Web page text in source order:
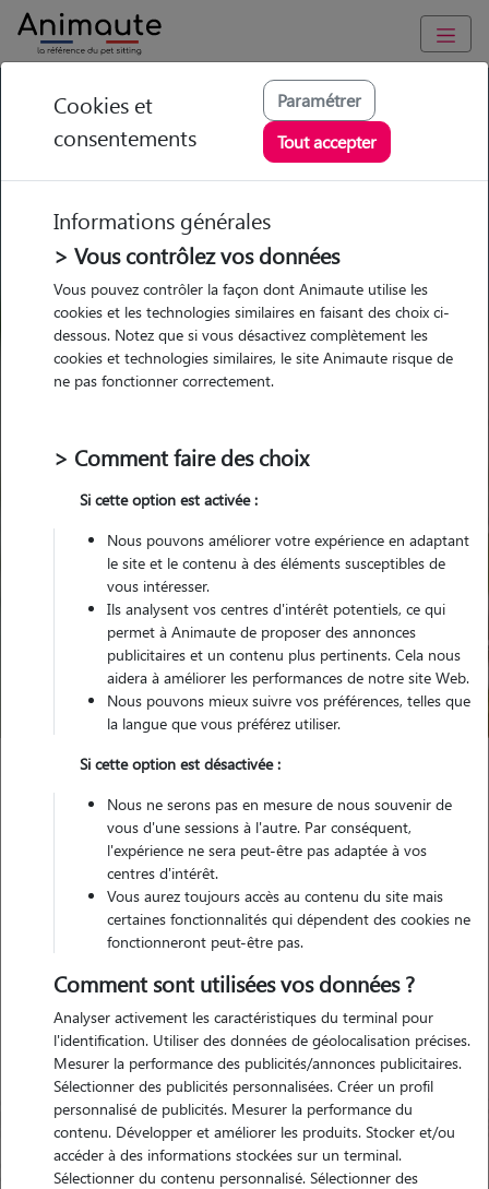
GARDE ANIMAUX à Vic-sur-Seille : Garde chien et chat en
famille ou à domicile, visites et promenades
Trouvez une garde animaux à
Vic-sur-Seille
Parmi nos pet-sitters à Vic-sur-
Seille
Pour quel animal ?
Trouver mon Pet Sitter
Vic-sur-Seille
Plus de 1 propriétaires satisfaits pour
la garde de leur animal à Vic-sur-
Seille
Garde d'animaux Vic-sur-
Seille (57630)
Avis déposé par Chloe le 02-06-
2020 12:44
Cookies et
consentements
Paramétrer
Tout accepter
Informations générales
> Vous contrôlez vos données
Vous pouvez contrôler la façon dont Animaute utilise les
cookies et les technologies similaires en faisant des choix ci-
dessous. Notez que si vous désactivez complètement les
cookies et technologies similaires, le site Animaute risque de
ne pas fonctionner correctement.
> Comment faire des choix
Si cette option est activée :
Nous pouvons améliorer votre expérience en adaptant
le site et le contenu à des éléments susceptibles de
vous intéresser.
Ils analysent vos centres d'intérêt potentiels, ce qui
permet à Animaute de proposer des annonces
publicitaires et un contenu plus pertinents. Cela nous
aidera à améliorer les performances de notre site Web.
Nous pouvons mieux suivre vos préférences, telles que
la langue que vous préférez utiliser.
Si cette option est désactivée :
Nous ne serons pas en mesure de nous souvenir de
vous d'une sessions à l'autre. Par conséquent,
l'expérience ne sera peut-être pas adaptée à vos
centres d'intérêt.
Vous aurez toujours accès au contenu du site mais
certaines fonctionnalités qui dépendent des cookies ne
fonctionneront peut-être pas.
Comment sont utilisées vos données ?
Analyser activement les caractéristiques du terminal pour
l'identification. Utiliser des données de géolocalisation précises.
Mesurer la performance des publicités/annonces publicitaires.
Sélectionner des publicités personnalisées. Créer un profil
personnalisé de publicités. Mesurer la performance du
contenu. Développer et améliorer les produits. Stocker et/ou
accéder à des informations stockées sur un terminal.
Sélectionner du contenu personnalisé. Sélectionner des